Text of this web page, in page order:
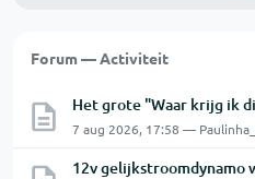
Forum — Activiteit
Het grote "Waar krijg ik
7 aug 2026, 17:58 —
12v gelijkstroomdynamo